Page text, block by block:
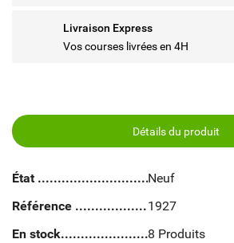
Livraison Express
Vos courses livrées en 4H
Détails du produit
État
Neuf
Référence
1927
En stock
8 Produits